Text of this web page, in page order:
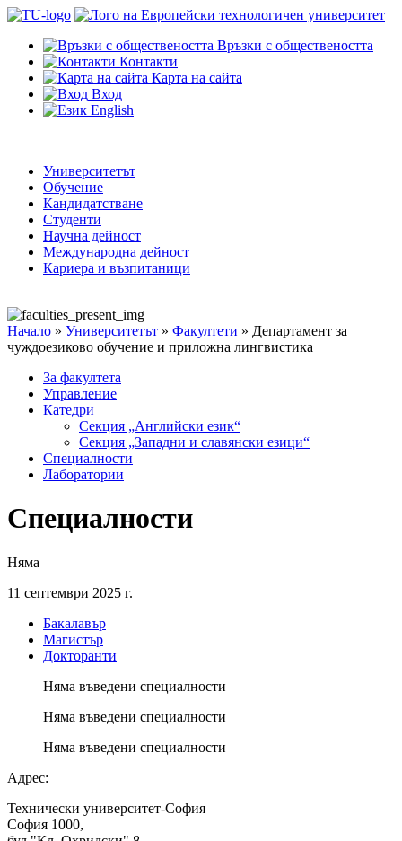
Връзки с обществеността
Контакти
Карта на сайта
Вход
English
Университетът
Обучение
Кандидатстване
Студенти
Научна дейност
Международна дейност
Кариера и възпитаници
Начало » Университетът » Факултети » Департамент за
чуждоезиково обучение и приложна лингвистика
За факултета
Управление
Катедри
Секция „Английски език“
Секция „Западни и славянски езици“
Специалности
Лаборатории
Специалности
Няма
11 септември 2025 г.
Бакалавър
Магистър
Докторанти
Няма въведени специалности
Няма въведени специалности
Няма въведени специалности
Адрес:
Технически университет-София
София 1000,